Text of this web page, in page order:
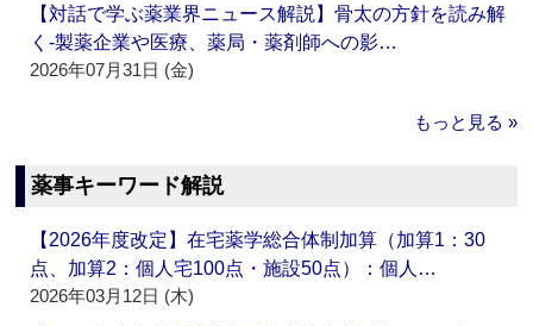
【対話で学ぶ薬業界ニュース解説】骨太の方針を読み解
く‐製薬企業や医療、薬局・薬剤師への影…
2026年07月31日 (金)
もっと見る »
薬事キーワード解説
【2026年度改定】在宅薬学総合体制加算（加算1：30
点、加算2：個人宅100点・施設50点）：個人…
2026年03月12日 (木)